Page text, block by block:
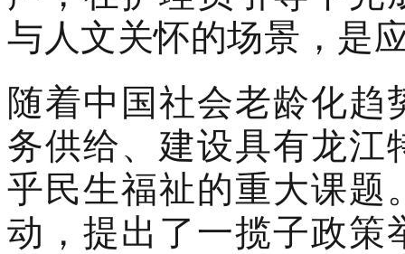
与人文关怀的场景，是
随着中国社会老龄化趋
务供给、建设具有龙江
乎民生福祉的重大课题
动，提出了一揽子政策